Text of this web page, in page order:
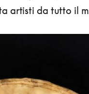
artisti da tutto il